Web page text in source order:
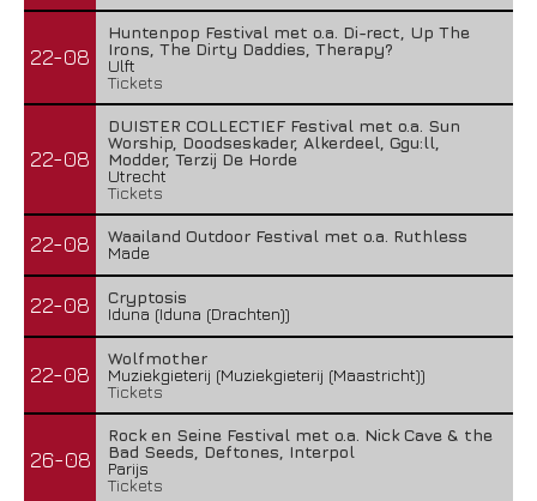
22-08
Huntenpop Festival met o.a. Di-rect, Up The
Irons, The Dirty Daddies, Therapy?
Ulft
Tickets
22-08
DUISTER COLLECTIEF Festival met o.a. Sun
Worship, Doodseskader, Alkerdeel, Ggu:ll,
Modder, Terzij De Horde
Utrecht
Tickets
22-08
Waailand Outdoor Festival met o.a. Ruthless
Made
22-08
Cryptosis
Iduna (Iduna (Drachten))
22-08
Wolfmother
Muziekgieterij (Muziekgieterij (Maastricht))
Tickets
26-08
Rock en Seine Festival met o.a. Nick Cave & the
Bad Seeds, Deftones, Interpol
Parijs
Tickets